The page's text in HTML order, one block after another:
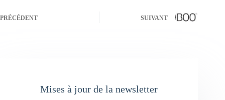
PRÉCÉDENT SUIVANT
Mises à jour de la newsletter